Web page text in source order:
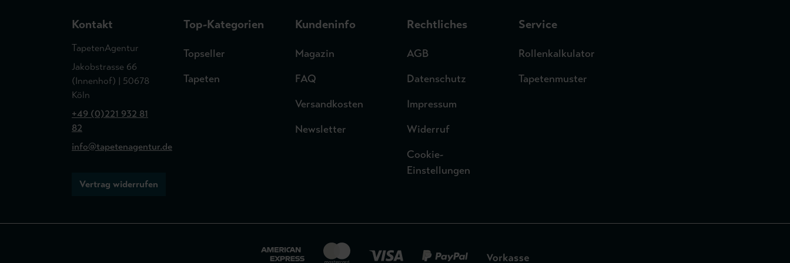
Kontakt
TapetenAgentur
Jakobstrasse 66
(Innenhof) | 50678
Köln
+49 (0)221 932 81
82
info@tapetenagentur.de
Vertrag widerrufen
Top-Kategorien
Topseller
Tapeten
Kundeninfo
Magazin
FAQ
Versandkosten
Newsletter
Rechtliches
AGB
Datenschutz
Impressum
Widerruf
Cookie-
Einstellungen
Service
Rollenkalkulator
Tapetenmuster